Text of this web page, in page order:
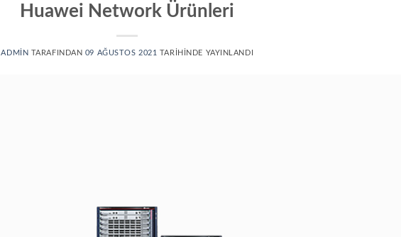
Huawei Network Ürünleri
ADMIN TARAFINDAN 09 AĞUSTOS 2021 TARIHINDE YAYINLANDI